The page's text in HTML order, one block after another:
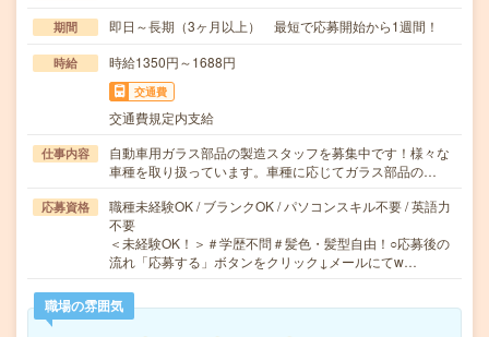
期間 即日～長期（3ヶ月以上） 最短で応募開始から1週間！
時給 時給1350円～1688円
交通費
交通費規定内支給
仕事内容
自動車用ガラス部品の製造スタッフを募集中です！様々な
車種を取り扱っています。車種に応じてガラス部品の…
応募資格
職種未経験OK / ブランクOK / パソコンスキル不要 / 英語力
不要
＜未経験OK！＞＃学歴不問＃髪色・髪型自由！○応募後の
流れ「応募する」ボタンをクリック↓メールにてw…
職場の雰囲気